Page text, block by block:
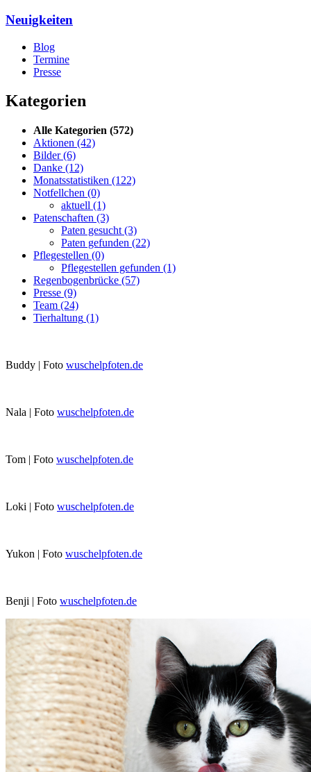
Neuigkeiten
Blog
Termine
Presse
Kategorien
Alle Kategorien (572)
Aktionen (42)
Bilder (6)
Danke (12)
Monatsstatistiken (122)
Notfellchen (0)
aktuell (1)
Patenschaften (3)
Paten gesucht (3)
Paten gefunden (22)
Pflegestellen (0)
Pflegestellen gefunden (1)
Regenbogenbrücke (57)
Presse (9)
Team (24)
Tierhaltung (1)
Buddy | Foto wuschelpfoten.de
Nala | Foto wuschelpfoten.de
Tom | Foto wuschelpfoten.de
Loki | Foto wuschelpfoten.de
Yukon | Foto wuschelpfoten.de
Benji | Foto wuschelpfoten.de